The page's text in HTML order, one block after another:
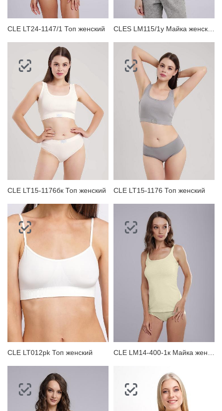
CLE LT24-1147/1 Топ женский
CLE LT15-1176бк Топ женский CLE LT15-1176 Топ женский
CLE LT012pk Топ женский